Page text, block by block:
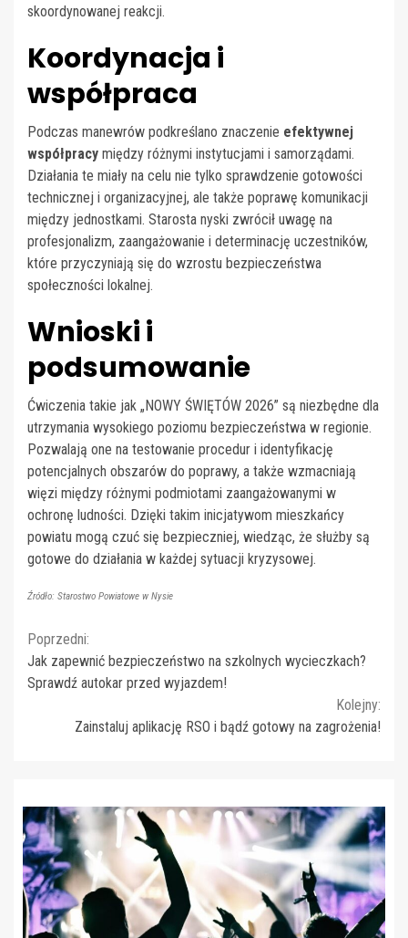
skoordynowanej reakcji.
Koordynacja i
współpraca
Podczas manewrów podkreślano znaczenie efektywnej
współpracy między różnymi instytucjami i samorządami.
Działania te miały na celu nie tylko sprawdzenie gotowości
technicznej i organizacyjnej, ale także poprawę komunikacji
między jednostkami. Starosta nyski zwrócił uwagę na
profesjonalizm, zaangażowanie i determinację uczestników,
które przyczyniają się do wzrostu bezpieczeństwa
społeczności lokalnej.
Wnioski i
podsumowanie
Ćwiczenia takie jak „NOWY ŚWIĘTÓW 2026” są niezbędne dla
utrzymania wysokiego poziomu bezpieczeństwa w regionie.
Pozwalają one na testowanie procedur i identyfikację
potencjalnych obszarów do poprawy, a także wzmacniają
więzi między różnymi podmiotami zaangażowanymi w
ochronę ludności. Dzięki takim inicjatywom mieszkańcy
powiatu mogą czuć się bezpieczniej, wiedząc, że służby są
gotowe do działania w każdej sytuacji kryzysowej.
Źródło: Starostwo Powiatowe w Nysie
Continue
Reading
Poprzedni:
Jak zapewnić bezpieczeństwo na szkolnych wycieczkach?
Sprawdź autokar przed wyjazdem!
Kolejny:
Zainstaluj aplikację RSO i bądź gotowy na zagrożenia!